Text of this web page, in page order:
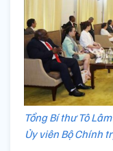
Tổng Bí thư Tô
Ủy viên Bộ Chính